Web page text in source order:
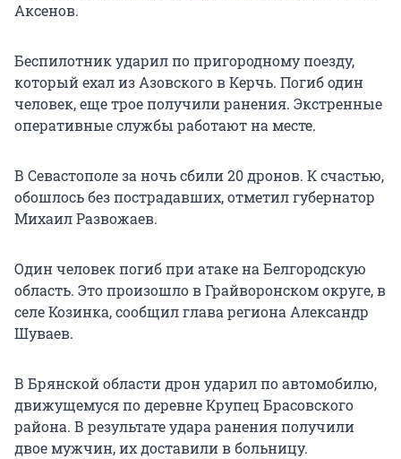
Аксенов.
Беспилотник ударил по пригородному поезду,
который ехал из Азовского в Керчь. Погиб один
человек, еще трое получили ранения. Экстренные
оперативные службы работают на месте.
В Севастополе за ночь сбили 20 дронов. К счастью,
обошлось без пострадавших, отметил губернатор
Михаил Развожаев.
Один человек погиб при атаке на Белгородскую
область. Это произошло в Грайворонском округе, в
селе Козинка, сообщил глава региона Александр
Шуваев.
В Брянской области дрон ударил по автомобилю,
движущемуся по деревне Крупец Брасовского
района. В результате удара ранения получили
двое мужчин, их доставили в больницу.